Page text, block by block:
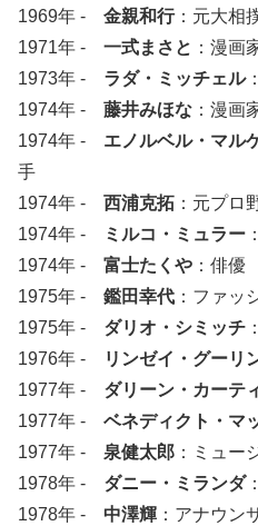
1969年 - 金親和行：元大相
1971年 - 一式まさと ：漫画
1973年 - ラダ・ミッチェル
1974年 - 藤井みほな ：漫画
1974年 - エノルベル・マル
手
1974年 - 西浦克拓 ：元プロ
1974年 -
ミルコ・ミュラー
1974年 - 富士たくや ：俳優
1975年 - 鑑田幸代 ：ファッ
1975年 - ダリオ・シミッチ
1976年 -
リンゼイ・グーリ
1977年 - ダリーン・カーテ
1977年 - ベネディクト・マ
1977年 - 泉健太郎 ：ミュー
1978年 - ダニー・ミランダ
1978年 - 中澤輝 ：アナウン